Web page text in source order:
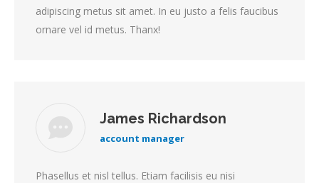
adipiscing metus sit amet. In eu justo a felis faucibus
ornare vel id metus. Thanx!
James Richardson
account manager
Phasellus et nisl tellus. Etiam facilisis eu nisi